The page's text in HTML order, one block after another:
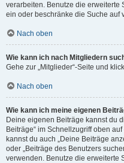
verarbeiten. Benutze die erweiterte
ein oder beschränke die Suche auf
Nach oben
Wie kann ich nach Mitgliedern
Gehe zur „Mitglieder“-Seite und
Nach oben
Wie kann ich meine eigenen
Deine eigenen Beiträge kannst du
Beiträge“ im Schnellzugriff oben
kannst du auch „Deine Beiträge
oder „Beiträge des Benutzers
verwenden. Benutze die erweiterte